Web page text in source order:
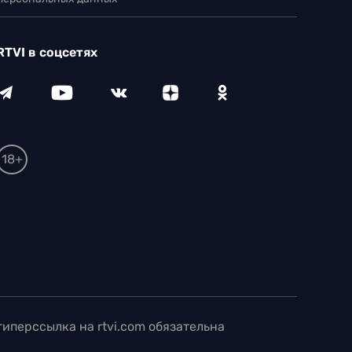
в соцсетях
18+
на rtvi.com обязательна